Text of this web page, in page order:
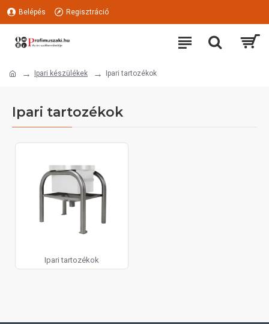
Belépés Regisztráció
Ipari készülékek Ipari tartozékok
Ipari tartozékok
Ipari tartozékok